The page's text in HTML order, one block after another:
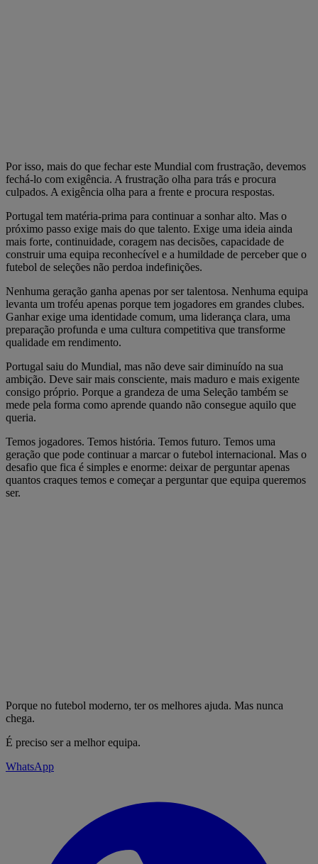
Por isso, mais do que fechar este Mundial com frustração, devemos
fechá-lo com exigência. A frustração olha para trás e procura
culpados. A exigência olha para a frente e procura respostas.
Portugal tem matéria-prima para continuar a sonhar alto. Mas o
próximo passo exige mais do que talento. Exige uma ideia ainda
mais forte, continuidade, coragem nas decisões, capacidade de
construir uma equipa reconhecível e a humildade de perceber que o
futebol de seleções não perdoa indefinições.
Nenhuma geração ganha apenas por ser talentosa. Nenhuma equipa
levanta um troféu apenas porque tem jogadores em grandes clubes.
Ganhar exige uma identidade comum, uma liderança clara, uma
preparação profunda e uma cultura competitiva que transforme
qualidade em rendimento.
Portugal saiu do Mundial, mas não deve sair diminuído na sua
ambição. Deve sair mais consciente, mais maduro e mais exigente
consigo próprio. Porque a grandeza de uma Seleção também se
mede pela forma como aprende quando não consegue aquilo que
queria.
Temos jogadores. Temos história. Temos futuro. Temos uma
geração que pode continuar a marcar o futebol internacional. Mas o
desafio que fica é simples e enorme: deixar de perguntar apenas
quantos craques temos e começar a perguntar que equipa queremos
ser.
Porque no futebol moderno, ter os melhores ajuda. Mas nunca
chega.
É preciso ser a melhor equipa.
WhatsApp